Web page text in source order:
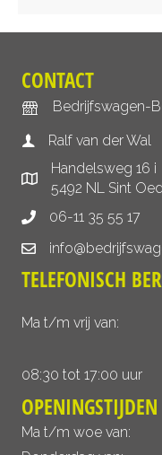
CONTACT
Bedrijfswagen-
Ralf van der Wal
Handelsweg 16 i
5492 NL Sint
06-11 35 55 17
TELEFONISCH
Ma t/m vrij van:
08:30 tot 17:00 uur
OPENINGSTIJDEN
Ma t/m woe van: